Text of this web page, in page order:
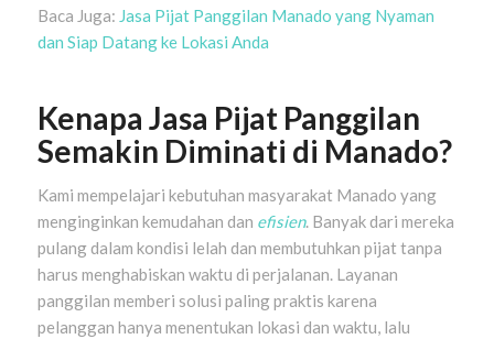
Baca Juga: Jasa Pijat Panggilan Manado yang Nyaman
dan Siap Datang ke Lokasi Anda
Kenapa Jasa Pijat Panggilan
Semakin Diminati di Manado?
Kami mempelajari kebutuhan masyarakat Manado yang
menginginkan kemudahan dan efisien. Banyak dari mereka
pulang dalam kondisi lelah dan membutuhkan pijat tanpa
harus menghabiskan waktu di perjalanan. Layanan
panggilan memberi solusi paling praktis karena
pelanggan hanya menentukan lokasi dan waktu, lalu